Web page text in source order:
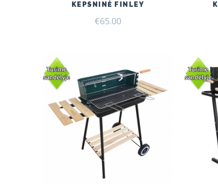
KEPSNINĖ FINLEY
€65.00